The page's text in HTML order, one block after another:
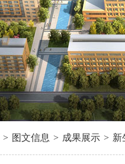
> 图文信息 > 成果展示 > 新